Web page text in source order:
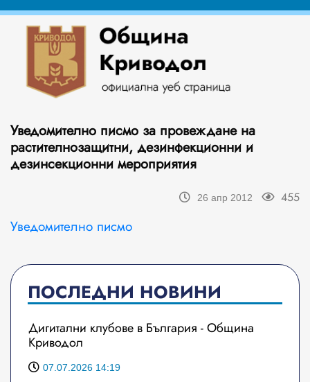
Уведомително писмо за провеждане на
растителнозащитни, дезинфекционни и
дезинсекционни мероприятия
26 апр 2012 455
Уведомително писмо
ПОСЛЕДНИ НОВИНИ
Дигитални клубове в България - Община
Криводол
07.07.2026 14:19